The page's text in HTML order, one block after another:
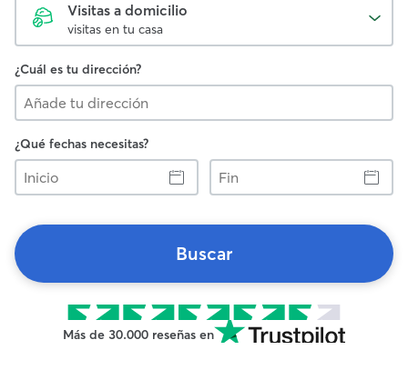
Visitas a domicilio
visitas en tu casa
¿Cuál es tu dirección?
¿Qué fechas necesitas?
Inicio
Fin
Buscar
Más de 30.000 reseñas en